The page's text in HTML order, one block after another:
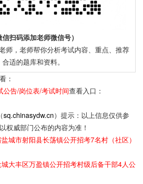
信扫码添加老师微信号）
师，老师帮你分析考试内容、重点、推荐
合适的题库和资料。
：
公告/岗位表/考试时间查看入口：
（sq.chinasydw.cn）提示：以上信息仅供参
权威部门公布的内容为准！
城市射阳县长荡镇公开招考7名村（社区）
大丰区万盈镇公开招考村级后备干部4人公